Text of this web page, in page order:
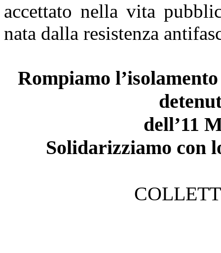
accettato nella vita
nata dalla resistenza
Rompiamo
dell’11
Solidarizziamo con